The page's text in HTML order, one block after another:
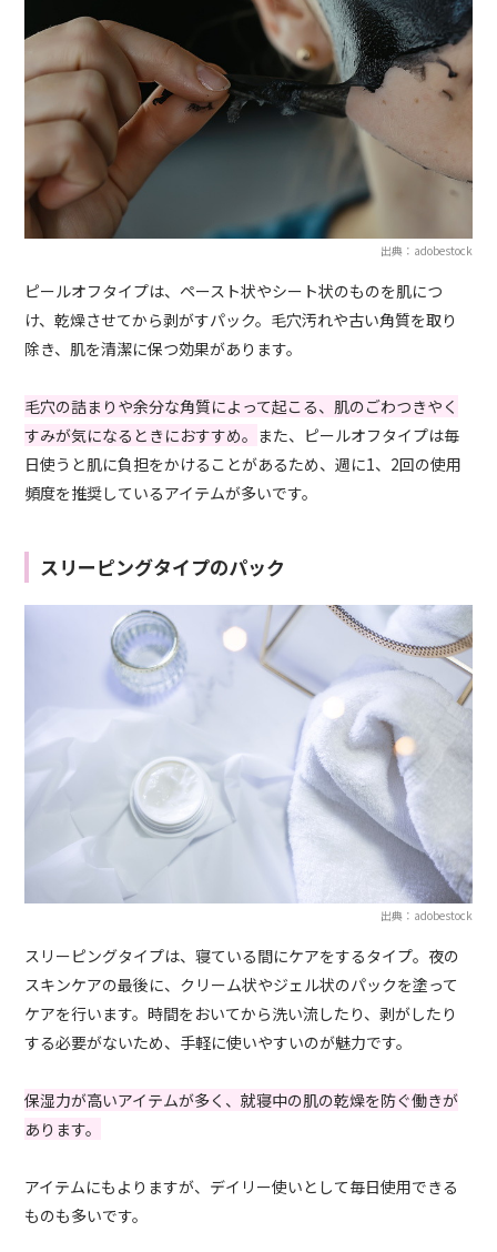
出典：adobestock
ピールオフタイプは、ペースト状やシート状のものを肌につ
け、乾燥させてから剥がすパック。毛穴汚れや古い角質を取り
除き、肌を清潔に保つ効果があります。
毛穴の詰まりや余分な角質によって起こる、肌のごわつきやく
すみが気になるときにおすすめ。 また、ピールオフタイプは毎
日使うと肌に負担をかけることがあるため、週に1、2回の使用
頻度を推奨しているアイテムが多いです。
スリーピングタイプのパック
出典：adobestock
スリーピングタイプは、寝ている間にケアをするタイプ。夜の
スキンケアの最後に、クリーム状やジェル状のパックを塗って
ケアを行います。時間をおいてから洗い流したり、剥がしたり
する必要がないため、手軽に使いやすいのが魅力です。
保湿力が高いアイテムが多く、就寝中の肌の乾燥を防ぐ働きが
あります。
アイテムにもよりますが、デイリー使いとして毎日使用できる
ものも多いです。